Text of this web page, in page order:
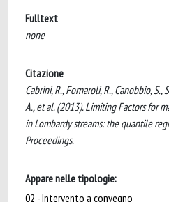
Fulltext
none
Citazione
Cabrini, R., Fornaroli, R., Canobbio,
A., et al. (2013). Limiting Factors for
in Lombardy streams: the quantile
Proceedings.
Appare nelle tipologie:
02 - Intervento a convegno